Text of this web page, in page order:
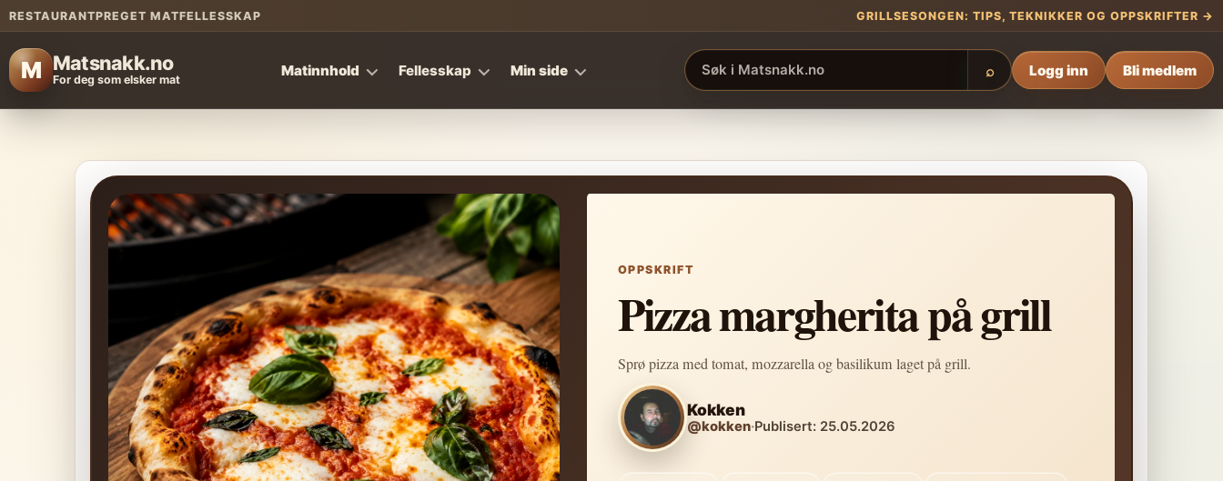
RESTAURANTPREGET MATFELLESSKAP GRILLSESONGEN: TIPS, TEKNIKKER OG OPPSKRIFTER →
M Matsnakk.no
For deg som elsker mat
Matinnhold Fellesskap Min side Søk i Matsnakk.no ⌕ Logg inn Bli medlem
OPPSKRIFT
Pizza margherita på grill
Sprø pizza med tomat, mozzarella og basilikum laget på grill.
Kokken
@kokken·Publisert: 25.05.2026